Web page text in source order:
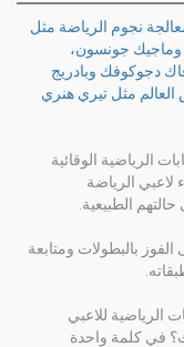
30 عاماً قمت بمعالجة نجوم الرياضة مثل
جونسون،
دجوكوفك وبادريج
العالم مثل تيري هنري
الرياضية الوقائية
لاعبي الرياضة
الطبيعية.
بالبطولات ومتابعة
الرياضية للاعبي
في كلمة واحدة